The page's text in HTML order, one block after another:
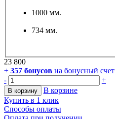
1000 мм.
734 мм.
23 800
+ 357 бонусов на бонусный счет
-
+
В корзину
В корзине
Купить в 1 клик
Способы оплаты